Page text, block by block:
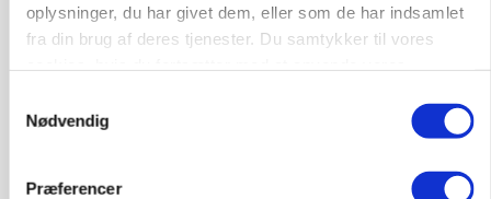
oplysninger, du har givet dem, eller som de har indsamlet
fra din brug af deres tjenester. Du samtykker til vores
Nødvendig
Præferencer
POLITIK